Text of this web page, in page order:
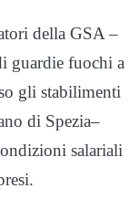
della GSA –
guardie fuochi a
gli stabilimenti
di Spezia–
salariali